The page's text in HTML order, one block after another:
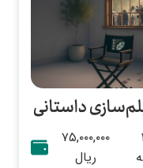
داستانی
۷۵,۰۰۰,۰۰۰
ریال